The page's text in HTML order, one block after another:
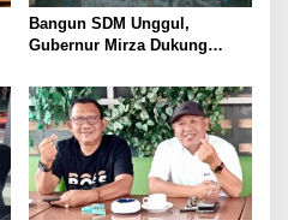
Bangun SDM Unggul,
Gubernur Mirza Dukung
bagi Generasi Muda
Lampung